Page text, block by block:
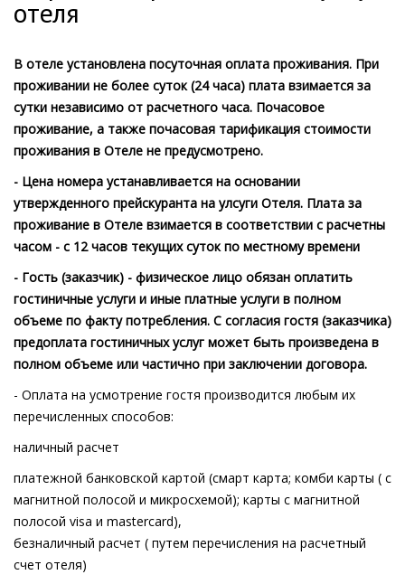
отеля
В отеле установлена посуточная оплата проживания. При
проживании не более суток (24 часа) плата взимается за
сутки независимо от расчетного часа. Почасовое
проживание, а также почасовая тарификация стоимости
проживания в Отеле не предусмотрено.
- Цена номера устанавливается на основании
утвержденного прейскуранта на улсуги Отеля. Плата за
проживание в Отеле взимается в соответствии с расчетны
часом - с 12 часов текущих суток по местному времени
- Гость (заказчик) - физическое лицо обязан оплатить
гостиничные услуги и иные платные услуги в полном
объеме по факту потребления. С согласия гостя (заказчика)
предоплата гостиничных услуг может быть произведена в
полном объеме или частично при заключении договора.
- Оплата на усмотрение гостя производится любым их
перечисленных способов:
наличный расчет
платежной банковской картой (смарт карта; комби карты ( с
магнитной полосой и микросхемой); карты с магнитной
полосой visa и mastercard),
безналичный расчет ( путем перечисления на расчетный
счет отеля)